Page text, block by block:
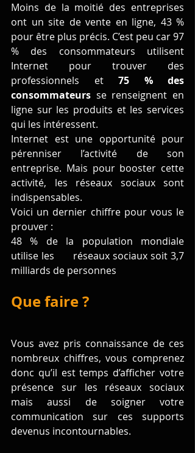
Moins de la moitié des entreprises
ont un site de vente en ligne, 43 %
pour être plus précis. C’est peu car 97
% des consommateurs utilisent
Internet pour trouver des
professionnels et 75 % des
consommateurs se renseignent en
ligne sur les produits et les services
qui les intéressent.
Internet est une opportunité pour
pérenniser l’activité de son
entreprise. Mais pour booster cette
activité, les réseaux sociaux sont
indispensables.
Voici un dernier chiffre pour vous le
prouver :
48 % de la population mondiale
utilise les      réseaux sociaux soit 3,7
milliards de personnes
Que faire ?
Vous avez pris connaissance de ces
nombreux chiffres, vous comprenez
donc qu’il est temps d’afficher votre
présence sur les réseaux sociaux
mais aussi de soigner votre
communication sur ces supports
devenus incontournables.